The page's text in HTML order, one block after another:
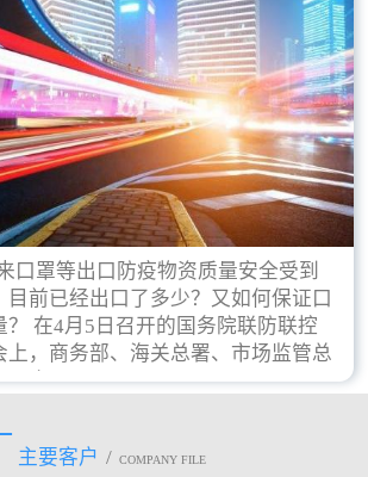
口罩等出口防疫物资质量安全受到
目前已经出口了多少？又如何保证口
？ 在4月5日召开的国务院联防联控
上，商务部、海关总署、市场监管总
回应。
主要客户 / COMPANY FILE